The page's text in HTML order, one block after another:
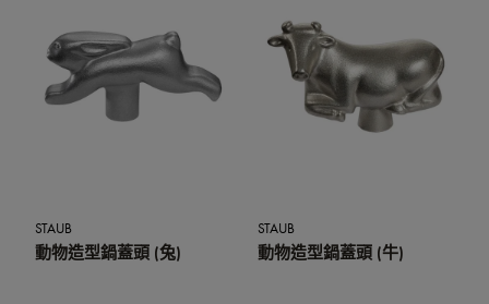
STAUB
動物造型鍋蓋頭 (兔)
STAUB
動物造型鍋蓋頭 (牛)